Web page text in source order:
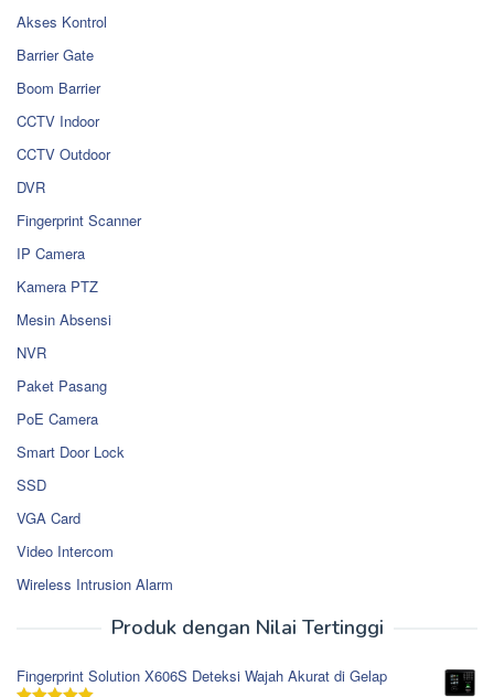
Akses Kontrol
Barrier Gate
Boom Barrier
CCTV Indoor
CCTV Outdoor
DVR
Fingerprint Scanner
IP Camera
Kamera PTZ
Mesin Absensi
NVR
Paket Pasang
PoE Camera
Smart Door Lock
SSD
VGA Card
Video Intercom
Wireless Intrusion Alarm
Produk dengan Nilai Tertinggi
Fingerprint Solution X606S Deteksi Wajah Akurat di Gelap